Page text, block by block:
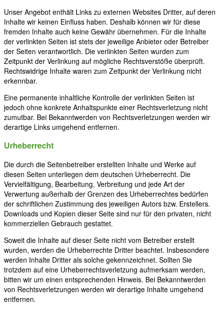
Unser Angebot enthält Links zu externen Websites Dritter, auf deren
Inhalte wir keinen Einfluss haben. Deshalb können wir für diese
fremden Inhalte auch keine Gewähr übernehmen. Für die Inhalte
der verlinkten Seiten ist stets der jeweilige Anbieter oder Betreiber
der Seiten verantwortlich. Die verlinkten Seiten wurden zum
Zeitpunkt der Verlinkung auf mögliche Rechtsverstöße überprüft.
Rechtswidrige Inhalte waren zum Zeitpunkt der Verlinkung nicht
erkennbar.
Eine permanente inhaltliche Kontrolle der verlinkten Seiten ist
jedoch ohne konkrete Anhaltspunkte einer Rechtsverletzung nicht
zumutbar. Bei Bekanntwerden von Rechtsverletzungen werden wir
derartige Links umgehend entfernen.
Urheberrecht
Die durch die Seitenbetreiber erstellten Inhalte und Werke auf
diesen Seiten unterliegen dem deutschen Urheberrecht. Die
Vervielfältigung, Bearbeitung, Verbreitung und jede Art der
Verwertung außerhalb der Grenzen des Urheberrechtes bedürfen
der schriftlichen Zustimmung des jeweiligen Autors bzw. Erstellers.
Downloads und Kopien dieser Seite sind nur für den privaten, nicht
kommerziellen Gebrauch gestattet.
Soweit die Inhalte auf dieser Seite nicht vom Betreiber erstellt
wurden, werden die Urheberrechte Dritter beachtet. Insbesondere
werden Inhalte Dritter als solche gekennzeichnet. Sollten Sie
trotzdem auf eine Urheberrechtsverletzung aufmerksam werden,
bitten wir um einen entsprechenden Hinweis. Bei Bekanntwerden
von Rechtsverletzungen werden wir derartige Inhalte umgehend
entfernen.